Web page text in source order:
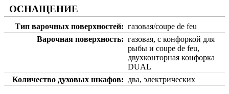
ОСНАЩЕНИЕ
Тип варочных поверхностей
газовая/coupe de feu
Варочная поверхность
газовая, с конфоркой для
рыбы и coupe de feu,
двухконторная конфорка
DUAL
Количество духовых шкафов
два, электрических